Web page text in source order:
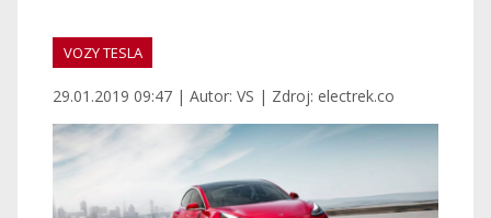
VOZY TESLA
29.01.2019 09:47 | Autor: VS | Zdroj: electrek.co